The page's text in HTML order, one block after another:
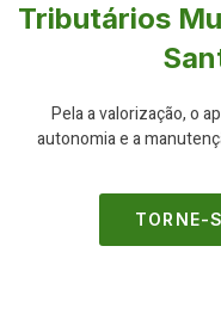
Tributários
Pela a valorização, o
autonomia e a
TORNE-